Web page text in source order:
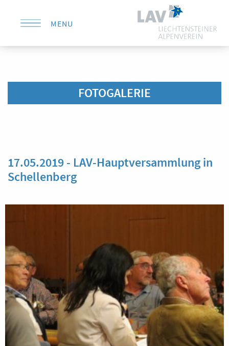
MENU
FOTOGALERIE
17.05.2019 - LAV-Hauptversammlung in
Schellenberg